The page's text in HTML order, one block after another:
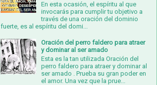
En esta ocasión, el espíritu al que
invocarás para cumplir tu objetivo a
través de una oración del dominio
fuerte, es al espíritu del domi...
Oración del perro faldero para atraer
y dominar al ser amado
Esta es la tan utilizada Oración del
perro faldero para atraer y dominar al
ser amado . Prueba su gran poder en
el amor. Una vez que la prue...